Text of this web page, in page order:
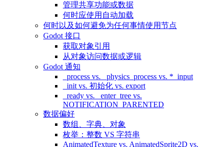
管理共享功能或数据
何时应使用自动加载
何时以及如何避免为任何事情使用节点
Godot 接口
获取对象引用
从对象访问数据或逻辑
Godot 通知
_process vs. _physics_process vs. *_input
_init vs. 初始化 vs. export
_ready vs. _enter_tree vs.
NOTIFICATION_PARENTED
数据偏好
数组、字典、对象
枚举：整数 VS 字符串
AnimatedTexture vs. AnimatedSprite2D vs.